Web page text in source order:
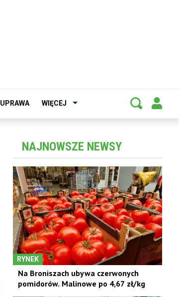
UPRAWA WIĘCEJ
NAJNOWSZE NEWSY
RYNEK
Na Broniszach ubywa czerwonych
pomidorów. Malinowe po 4,67 zł/kg